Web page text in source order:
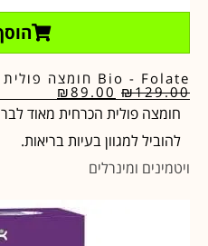
Bio - Folate חומצה פולית טבעית
₪129.00
₪89.00
חומצה פולית הכרחית מאוד
להוביל למגוון בעיות בריאות.
ויטמינים ומינרלים